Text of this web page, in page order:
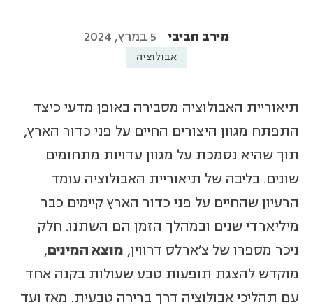
מירב חביבי 5 במרץ, 2024
אבולוציה
תיאוריית האבולוציה מסבירה באופן מדעי כיצד
התפתח מגוון היצורים החיים על פני כדור הארץ,
תוך שהיא נסמכת על מגוון עדויות מתחומים
שונים. בליבה של תיאוריית האבולוציה עומד
הרעיון שהחיים על פני כדור הארץ קיימים כבר
מיליארדי שנים ובמהלך הזמן הם השתנו. חלק
ניכר מספרו של צ'ארלס דרווין, מוצא המינים,
מוקדש להצגת תופעות טבע שעולות בקנה אחד
עם תהליכי אבולוציה דרך ברירה טבעית. מאז ועד